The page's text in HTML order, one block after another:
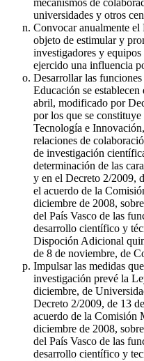
mecanismos de
universidades y otros
Convocar anualmente
objeto de estimular y
investigadores y
ejercido una influencia
Desarrollar las
Educación se
abril, modificado por
por los que se
Tecnología e
relaciones de
de investigación
determinación de las
y en el Decreto 2/2009,
el acuerdo de la
diciembre de 2008,
del País Vasco de las
desarrollo científico y
Dispoción Adicional
de 8 de noviembre, de
Impulsar las medidas
investigación prevé la
diciembre, de
Decreto 2/2009, de 13
acuerdo de la Comisión
diciembre de 2008,
del País Vasco de las
desarrollo científico y